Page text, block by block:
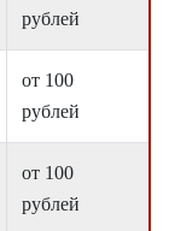
рублей
от 100
рублей
от 100
рублей